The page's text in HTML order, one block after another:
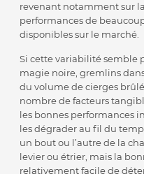
revenant notamment sur
performances de
disponibles sur le marché.
Si cette variabilité semble
magie noire, gremlins
du volume de cierges
nombre de facteurs
les bonnes performances
les dégrader au fil du
un bout ou l’autre de la
levier ou étrier, mais la
relativement facile de